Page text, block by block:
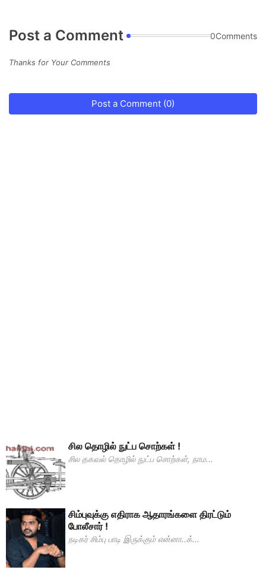
Post a Comment 0Comments
Thanks for Your Comments
Post a Comment (0)
சில தொழில் நுட்ப சொற்கள் !
சில தகவல் தொழில் நுட்ப சொற்கள், நாம...
சிம்புவுக்கு எதிராக ஆதாரங்களை திரட்டும்
போலீசார் !
நடிகர் சிம்பு பாடி இருக்கும் என்னா..க்...